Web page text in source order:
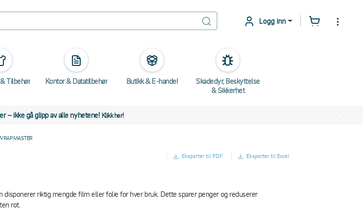
Logg inn
Tilbehør Kontor & Datatilbehør Butikk & E-handel
Skadedyr, Beskyttelse
& Sikkerhet
– ikke gå glipp av alle nyhetene! Klikk her!
Eksporter til PDF Eksporter til Excel
riktig mengde film eller folie for hver bruk. Dette sparer penger og reduserer
rot.